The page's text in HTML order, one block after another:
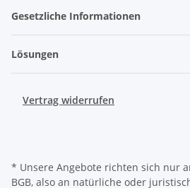
Gesetzliche Informationen
Lösungen
Vertrag widerrufen
* Unsere Angebote richten sich nur
BGB, also an natürliche oder